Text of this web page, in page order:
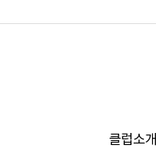
클럽소개